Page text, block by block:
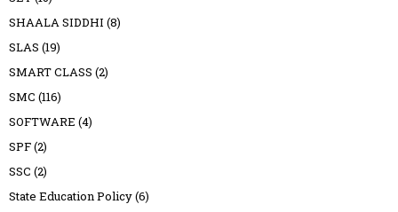
SHAALA SIDDHI (8)
SLAS (19)
SMART CLASS (2)
SMC (116)
SOFTWARE (4)
SPF(2)
SSC (2)
State Education Policy(6)